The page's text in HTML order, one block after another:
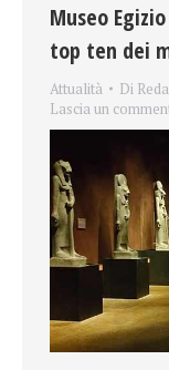
Museo
top ten dei
Attualità Di
Lascia un